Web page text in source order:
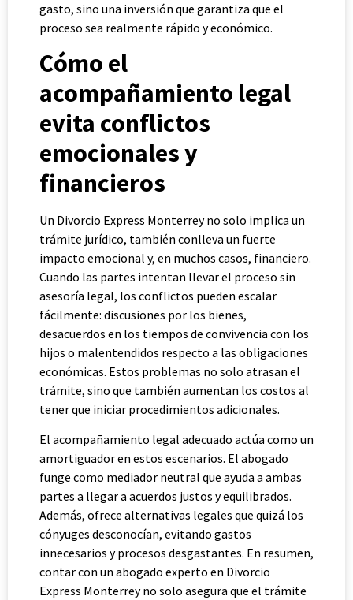
gasto, sino una inversión que garantiza que el
proceso sea realmente rápido y económico.
Cómo el
acompañamiento legal
evita conflictos
emocionales y
financieros
Un Divorcio Express Monterrey no solo implica un
trámite jurídico, también conlleva un fuerte
impacto emocional y, en muchos casos, financiero.
Cuando las partes intentan llevar el proceso sin
asesoría legal, los conflictos pueden escalar
fácilmente: discusiones por los bienes,
desacuerdos en los tiempos de convivencia con los
hijos o malentendidos respecto a las obligaciones
económicas. Estos problemas no solo atrasan el
trámite, sino que también aumentan los costos al
tener que iniciar procedimientos adicionales.
El acompañamiento legal adecuado actúa como un
amortiguador en estos escenarios. El abogado
funge como mediador neutral que ayuda a ambas
partes a llegar a acuerdos justos y equilibrados.
Además, ofrece alternativas legales que quizá los
cónyuges desconocían, evitando gastos
innecesarios y procesos desgastantes. En resumen,
contar con un abogado experto en Divorcio
Express Monterrey no solo asegura que el trámite